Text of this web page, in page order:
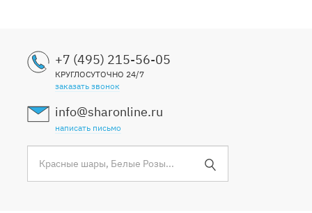
+7 (495) 215-56-05
КРУГЛОСУТОЧНО 24/7
заказать звонок
info@sharonline.ru
написать письмо